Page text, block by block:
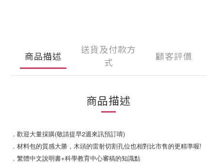
商品描述
送貨及付款方
式
顧客評價
商品描述
．歡迎大量採購(敬請提早2週來訊預訂唷)
．材料包的質感大勝，木頭的雷射切割孔位也相對比市售的更精準喔!
．繁體中文說明書+科學教育中心審稿的知識點